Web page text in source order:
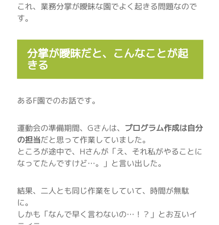
これ、業務分掌が曖昧な園でよく起きる問題なので
す。
分掌が曖昧だと、こんなことが起
きる
あるF園でのお話です。
運動会の準備期間、Gさんは、 プログラム作成は自分
の担当だと思って作業していました。
ところが途中で、Hさんが「え、それ私がやることに
なってたんですけど…。」と言い出した。
結果、二人とも同じ作業をしていて、時間が無駄
に。
しかも「なんで早く言わないの…！？」とお互いイ